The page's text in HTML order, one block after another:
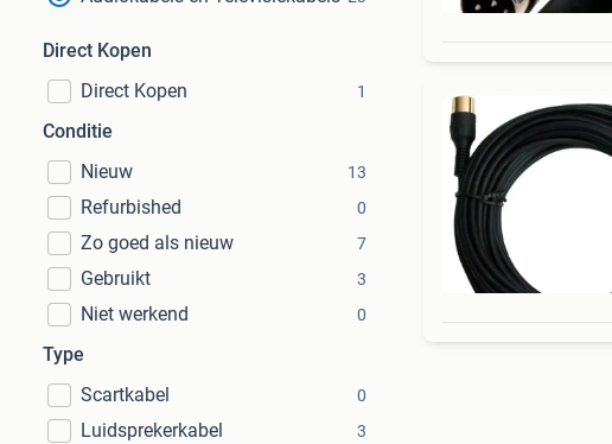
Direct Kopen
Direct Kopen
1
Conditie
Nieuw
13
Refurbished 0
Zo goed als nieuw 7
Gebruikt 3
Niet werkend 0
Type
Scartkabel
0
Luidsprekerkabel 3